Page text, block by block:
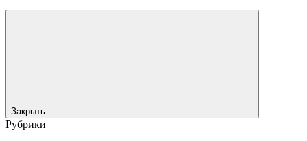
Закрыть
Рубрики